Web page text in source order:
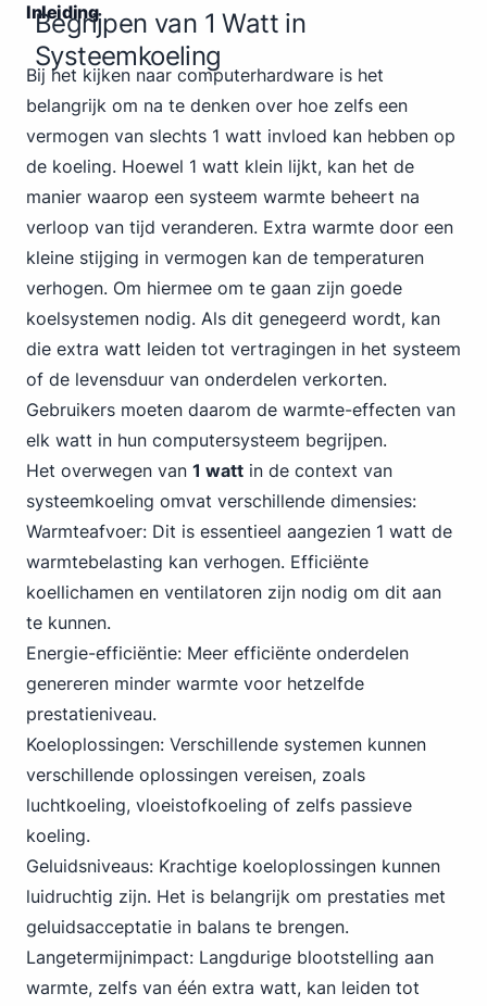
Inleiding
Begrijpen van 1 Watt in
Systeemkoeling
Bij het kijken naar computerhardware is het
belangrijk om na te denken over hoe zelfs een
vermogen van slechts 1 watt invloed kan hebben op
de koeling. Hoewel 1 watt klein lijkt, kan het de
manier waarop een systeem warmte beheert na
verloop van tijd veranderen. Extra warmte door een
kleine stijging in vermogen kan de temperaturen
verhogen. Om hiermee om te gaan zijn goede
koelsystemen nodig. Als dit genegeerd wordt, kan
die extra watt leiden tot vertragingen in het systeem
of de levensduur van onderdelen verkorten.
Gebruikers moeten daarom de warmte-effecten van
elk watt in hun computersysteem begrijpen.
Het overwegen van 1 watt in de context van
systeemkoeling omvat verschillende dimensies:
Warmteafvoer: Dit is essentieel aangezien 1 watt de
warmtebelasting kan verhogen. Efficiënte
koellichamen en ventilatoren zijn nodig om dit aan
te kunnen.
Energie-efficiëntie: Meer efficiënte onderdelen
genereren minder warmte voor hetzelfde
prestatieniveau.
Koeloplossingen: Verschillende systemen kunnen
verschillende oplossingen vereisen, zoals
luchtkoeling, vloeistofkoeling of zelfs passieve
koeling.
Geluidsniveaus: Krachtige koeloplossingen kunnen
luidruchtig zijn. Het is belangrijk om prestaties met
geluidsacceptatie in balans te brengen.
Langetermijnimpact: Langdurige blootstelling aan
warmte, zelfs van één extra watt, kan leiden tot